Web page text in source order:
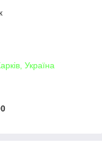
Україна